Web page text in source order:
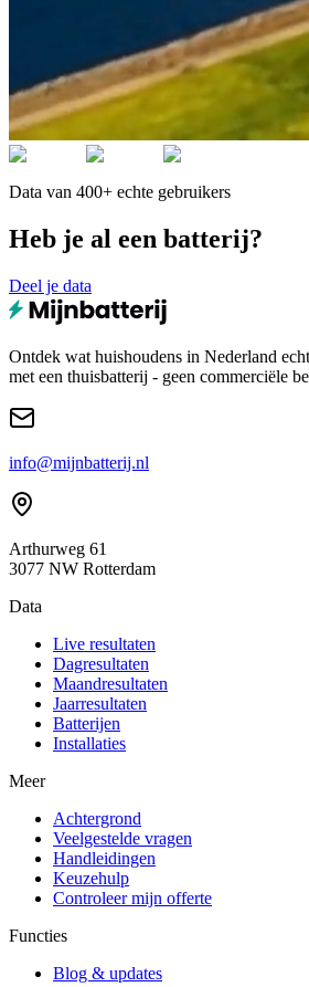
Data van 400+ echte gebruikers
Heb je al een batterij?
Deel je data
Ontdek wat huishoudens in Nederland
met een thuisbatterij - geen commerciële
info@mijnbatterij.nl
Arthurweg 61
3077 NW Rotterdam
Data
Live resultaten
Dagresultaten
Maandresultaten
Jaarresultaten
Batterijen
Installaties
Meer
Achtergrond
Veelgestelde vragen
Handleidingen
Keuzehulp
Controleer mijn offerte
Functies
Blog & updates